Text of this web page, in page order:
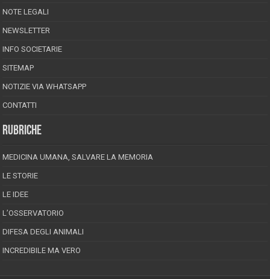
NOTE LEGALI
NEWSLETTER
INFO SOCIETARIE
SITEMAP
NOTIZIE VIA WHATSAPP
CONTATTI
RUBRICHE
MEDICINA UMANA, SALVARE LA MEMORIA
LE STORIE
LE IDEE
L’OSSERVATORIO
DIFESA DEGLI ANIMALI
INCREDIBILE MA VERO